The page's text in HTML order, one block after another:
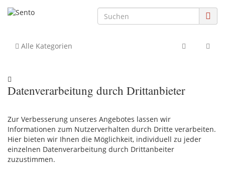
Alle Kategorien
Datenverarbeitung durch Drittanbieter
Zur Verbesserung unseres Angebotes lassen wir
Informationen zum Nutzerverhalten durch Dritte verarbeiten.
Hier bieten wir Ihnen die Möglichkeit, individuell zu jeder
einzelnen Datenverarbeitung durch Drittanbeiter
zuzustimmen.